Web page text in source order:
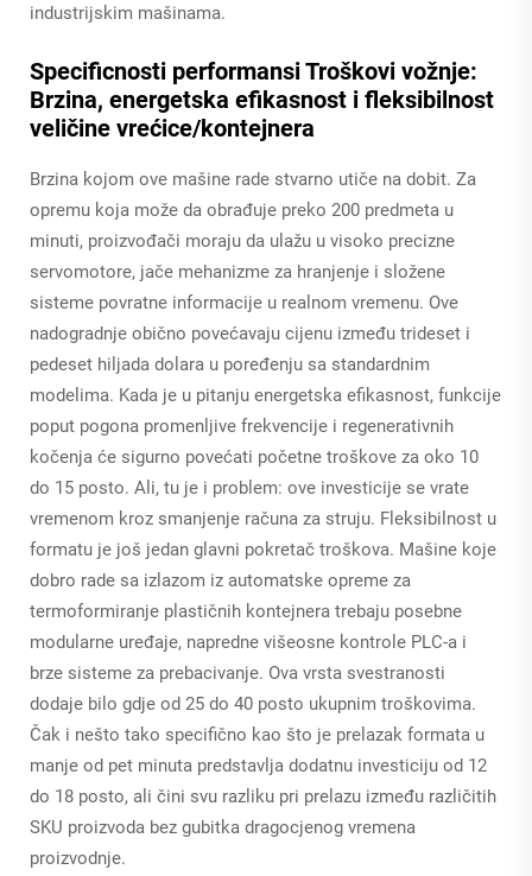
industrijskim mašinama.
Specificnosti performansi Troškovi vožnje:
Brzina, energetska efikasnost i fleksibilnost
veličine vrećice/kontejnera
Brzina kojom ove mašine rade stvarno utiče na dobit. Za
opremu koja može da obrađuje preko 200 predmeta u
minuti, proizvođači moraju da ulažu u visoko precizne
servomotore, jače mehanizme za hranjenje i složene
sisteme povratne informacije u realnom vremenu. Ove
nadogradnje obično povećavaju cijenu između trideset i
pedeset hiljada dolara u poređenju sa standardnim
modelima. Kada je u pitanju energetska efikasnost, funkcije
poput pogona promenljive frekvencije i regenerativnih
kočenja će sigurno povećati početne troškove za oko 10
do 15 posto. Ali, tu je i problem: ove investicije se vrate
vremenom kroz smanjenje računa za struju. Fleksibilnost u
formatu je još jedan glavni pokretač troškova. Mašine koje
dobro rade sa izlazom iz automatske opreme za
termoformiranje plastičnih kontejnera trebaju posebne
modularne uređaje, napredne višeosne kontrole PLC-a i
brze sisteme za prebacivanje. Ova vrsta svestranosti
dodaje bilo gdje od 25 do 40 posto ukupnim troškovima.
Čak i nešto tako specifično kao što je prelazak formata u
manje od pet minuta predstavlja dodatnu investiciju od 12
do 18 posto, ali čini svu razliku pri prelazu između različitih
SKU proizvoda bez gubitka dragocjenog vremena
proizvodnje.